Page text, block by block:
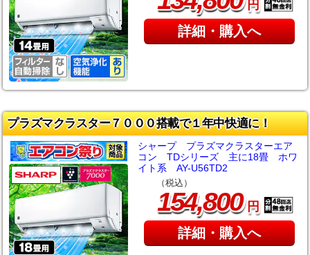
円
詳細・購入へ
プラズマクラスター７０００搭載で１年中快適に！
シャープ プラズマクラスターエア
コン TDシリーズ 主に18畳 ホワ
イト系 AY-U56TD2
（税込）
154,800円
詳細・購入へ